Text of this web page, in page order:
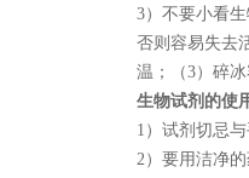
3）不要小看
否则容易失去
温；（3）碎
生物试剂的使
1 ）试剂切忌
2）要用洁净